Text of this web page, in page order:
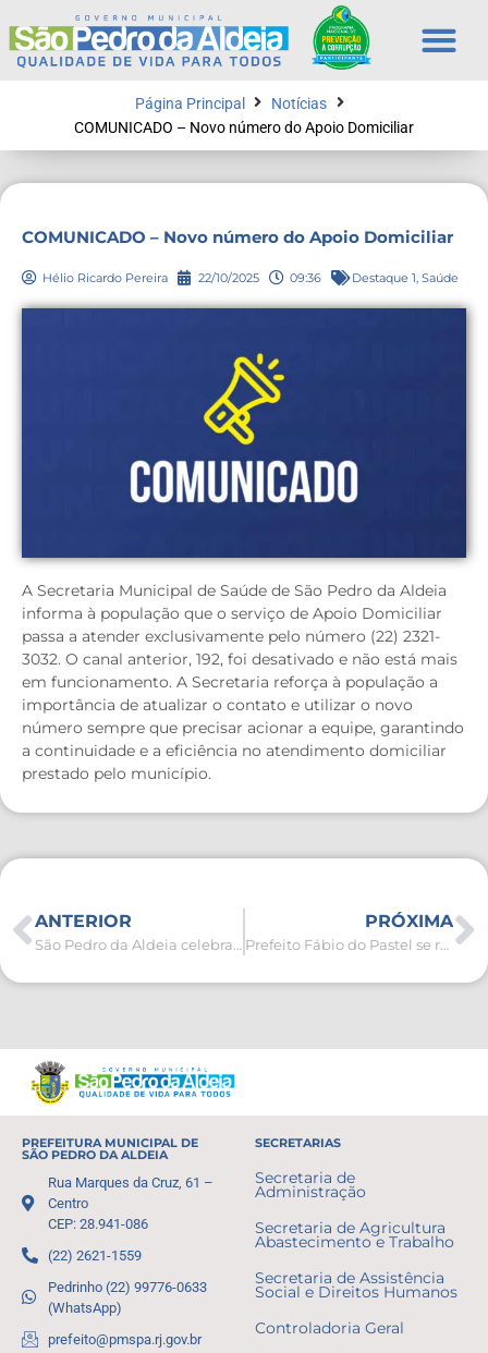
Página Principal
Notícias
COMUNICADO – Novo número do Apoio Domiciliar
COMUNICADO – Novo número do Apoio Domiciliar
Hélio Ricardo Pereira 22/10/2025 09:36 Destaque 1 Saúde
A Secretaria Municipal de Saúde de São Pedro da Aldeia
informa à população que o serviço de Apoio Domiciliar
passa a atender exclusivamente pelo número (22) 2321-
3032. O canal anterior, 192, foi desativado e não está mais
em funcionamento. A Secretaria reforça à população a
importância de atualizar o contato e utilizar o novo
número sempre que precisar acionar a equipe, garantindo
a continuidade e a eficiência no atendimento domiciliar
prestado pelo município.
ANTERIOR PRÓXIMA
PREFEITURA MUNICIPAL DE
SÃO PEDRO DA ALDEIA
Rua Marques da Cruz, 61 –
Centro
CEP: 28.941-086
(22) 2621-1559
Pedrinho (22) 99776-0633
(WhatsApp)
prefeito@pmspa.rj.gov.br
SECRETARIAS
Secretaria de
Administração
Secretaria de Agricultura
Abastecimento e Trabalho
Secretaria de Assistência
Social e Direitos Humanos
Controladoria Geral